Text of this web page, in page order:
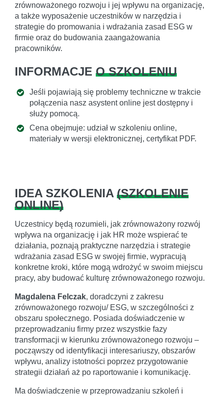
zrównoważonego rozwoju i jej wpływu na organizację,
a także wyposażenie uczestników w narzędzia i
strategie do promowania i wdrażania zasad ESG w
firmie oraz do budowania zaangażowania
pracowników.
INFORMACJE O SZKOLENIU
Jeśli pojawiają się problemy techniczne w trakcie
połączenia nasz asystent online jest dostępny i
służy pomocą.
Cena obejmuje: udział w szkoleniu online,
materiały w wersji elektronicznej, certyfikat PDF.
IDEA SZKOLENIA (SZKOLENIE
ONLINE)
Uczestnicy będą rozumieli, jak zrównoważony rozwój
wpływa na organizację i jak HR może wspierać te
działania, poznają praktyczne narzędzia i strategie
wdrażania zasad ESG w swojej firmie, wypracują
konkretne kroki, które mogą wdrożyć w swoim miejscu
pracy, aby budować kulturę zrównoważonego rozwoju.
Magdalena Felczak, doradczyni z zakresu
zrównoważonego rozwoju/ ESG, w szczególności z
obszaru społecznego. Posiada doświadczenie w
przeprowadzaniu firmy przez wszystkie fazy
transformacji w kierunku zrównoważonego rozwoju –
począwszy od identyfikacji interesariuszy, obszarów
wpływu, analizy istotności poprzez przygotowanie
strategii działań aż po raportowanie i komunikację.
Ma doświadczenie w przeprowadzaniu szkoleń i